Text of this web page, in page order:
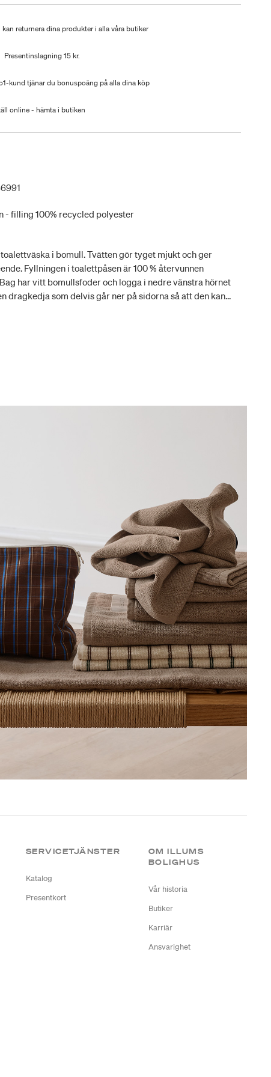
kan returnera dina produkter i alla våra butiker
Presentinslagning 15 kr.
kund tjänar du bonuspoäng på alla dina köp
online - hämta i butiken
- filling 100% recycled polyester
i bomull. Tvätten gör tyget mjukt och ger
Fyllningen i toalettpåsen är 100 % återvunnen
har vitt bomullsfoder och logga i nedre vänstra hörnet
dragkedja som delvis går ner på sidorna så att den kan
att få en översikt över innehållet. Använd den fina
SERVICETJÄNSTER
Katalog
Presentkort
OM ILLUMS
BOLIGHUS
Vår historia
Butiker
Karriär
Ansvarighet